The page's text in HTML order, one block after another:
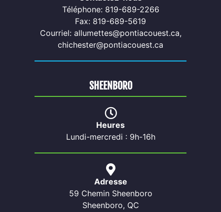
Téléphone: 819-689-2266
Fax: 819-689-5619
Courriel: allumettes@pontiacouest.ca,
chichester@pontiacouest.ca
SHEENBORO
Heures
Lundi-mercredi : 9h-16h
Adresse
59 Chemin Sheenboro
Sheenboro, QC